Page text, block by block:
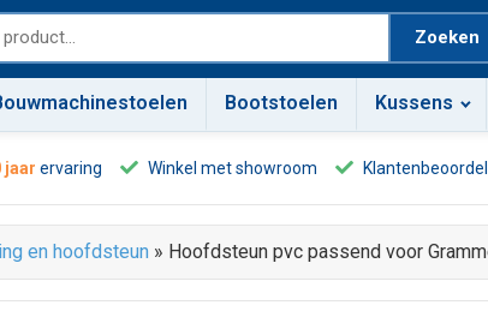
Zoeken
Bootstoelen Kussens
jaar ervaring Winkel met showroom
en hoofdsteun » Hoofdsteun pvc passend voor